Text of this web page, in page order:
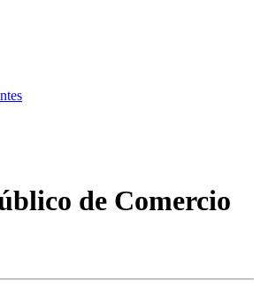
de Comercio